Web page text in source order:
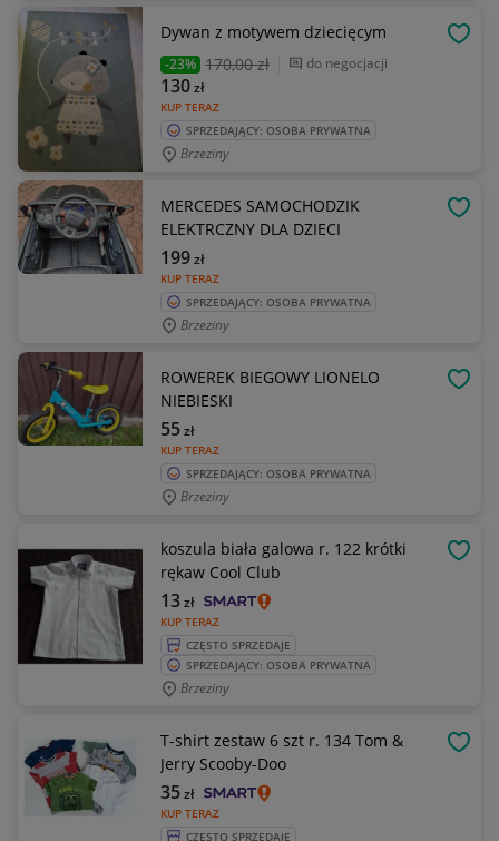
Dywan z motywem dziecięcym
-23% 170,00 zł do negocjacji
KUP TERAZ
130zł
SPRZEDAJĄCY: OSOBA PRYWATNA
Brzeziny
MERCEDES SAMOCHODZIK
ELEKTRCZNY DLA DZIECI
KUP TERAZ
199zł
SPRZEDAJĄCY: OSOBA PRYWATNA
Brzeziny
ROWEREK BIEGOWY LIONELO
NIEBIESKI
KUP TERAZ
55zł
SPRZEDAJĄCY: OSOBA PRYWATNA
Brzeziny
koszula biała galowa r. 122 krótki
rękaw Cool Club
KUP TERAZ
13zł
CZĘSTO SPRZEDAJE
SPRZEDAJĄCY: OSOBA PRYWATNA
Brzeziny
T-shirt zestaw 6 szt r. 134 Tom &
Jerry Scooby-Doo
KUP TERAZ
35zł
CZĘSTO SPRZEDAJE